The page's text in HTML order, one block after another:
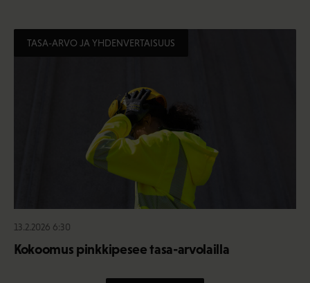
TASA-ARVO JA YHDENVERTAISUUS
13.2.2026 6:30
Kokoomus pinkkipesee tasa-arvolailla